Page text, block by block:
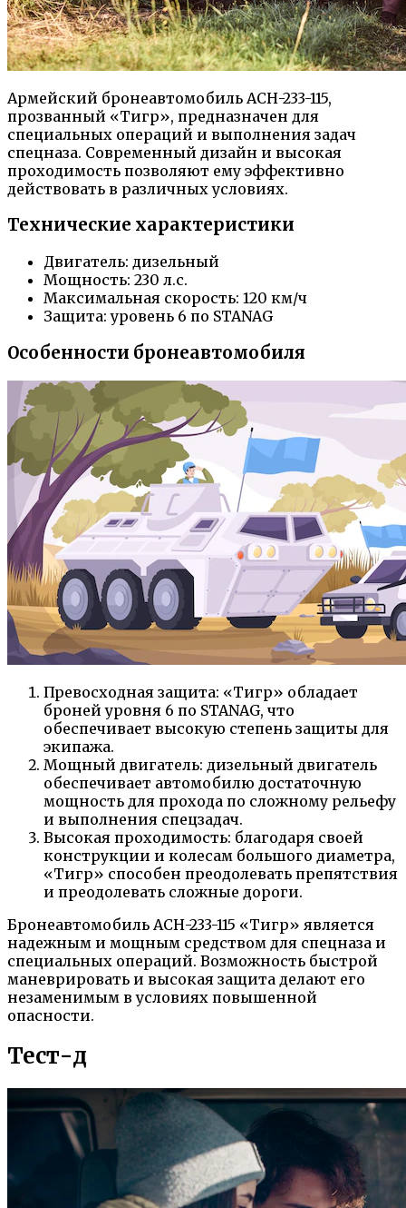
Армейский бронеавтомобиль АСН-233-115,
прозванный «Тигр», предназначен для
специальных операций и выполнения задач
спецназа. Современный дизайн и высокая
проходимость позволяют ему эффективно
действовать в различных условиях.
Технические характеристики
Двигатель: дизельный
Мощность: 230 л.с.
Максимальная скорость: 120 км/ч
Защита: уровень 6 по STANAG
Особенности бронеавтомобиля
Превосходная защита: «Тигр» обладает
броней уровня 6 по STANAG, что
обеспечивает высокую степень защиты для
экипажа.
Мощный двигатель: дизельный двигатель
обеспечивает автомобилю достаточную
мощность для прохода по сложному рельефу
и выполнения спецзадач.
Высокая проходимость: благодаря своей
конструкции и колесам большого диаметра,
«Тигр» способен преодолевать препятствия
и преодолевать сложные дороги.
Бронеавтомобиль АСН-233-115 «Тигр» является
надежным и мощным средством для спецназа и
специальных операций. Возможность быстрой
маневрировать и высокая защита делают его
незаменимым в условиях повышенной
опасности.
Тест-д